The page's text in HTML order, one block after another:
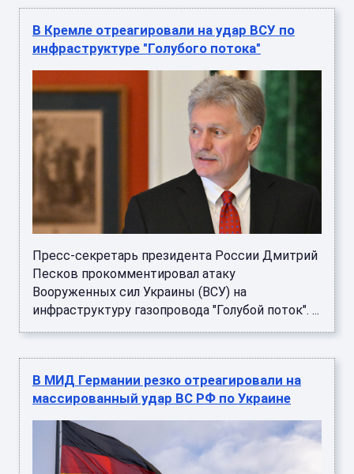
В Кремле отреагировали на удар ВСУ по
инфраструктуре "Голубого потока"
Пресс-секретарь президента России Дмитрий
Песков прокомментировал атаку
Вооруженных сил Украины (ВСУ) на
инфраструктуру газопровода "Голубой поток". ...
В МИД Германии резко отреагировали на
массированный удар ВС РФ по Украине